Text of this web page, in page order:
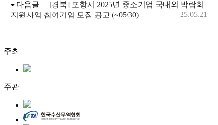
다음글
[경북] 포항시 2025년 중소기업 국내외 박람회
지원사업 참여기업 모집 공고 (~05/30)
25.05.21
주최
주관